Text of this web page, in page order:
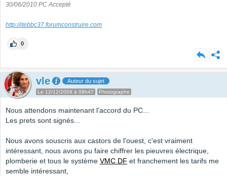
30/06/2010 PC Accepté
http://itebbc37.forumconstruire.com
0
vle Auteur du sujet
Le 12/12/2009 à 08h47 Photographe
Nous attendons maintenant l'accord du PC...
Les prets sont signés...
Nous avons souscris aux castors de l'ouest, c'est vraiment
intéressant, nous avons pu faire chiffrer les pieuvres électrique,
plomberie et tous le système VMC DF et franchement les tarifs me
semble intéressant,